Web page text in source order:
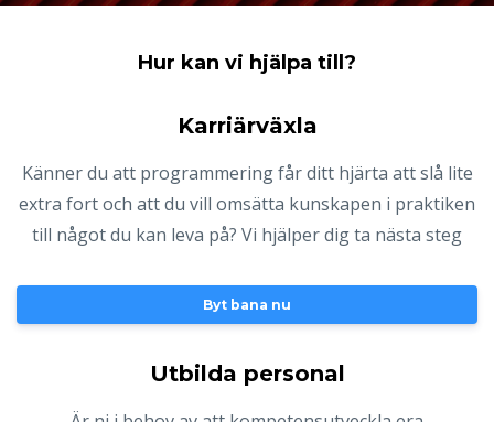
Hur kan vi hjälpa till?
Karriärväxla
Känner du att programmering får ditt hjärta att slå lite
extra fort och att du vill omsätta kunskapen i praktiken
till något du kan leva på? Vi hjälper dig ta nästa steg
Byt bana nu
Utbilda personal